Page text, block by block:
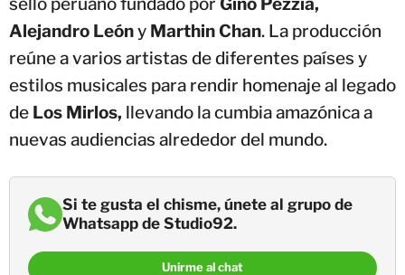
Alejandro Leóny Marthin Chan. La producción
reúne a varios artistas de diferentes países y
estilos musicales para rendir homenaje al legado
de Los Mirlos, llevando la cumbia amazónica a
nuevas audiencias alrededor del mundo.
Si te gusta el chisme, únete al grupo de
Whatsapp de Studio92.
Unirme al chat